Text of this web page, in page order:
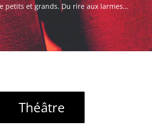
petits et grands. Du rire aux larmes…
Théâtre